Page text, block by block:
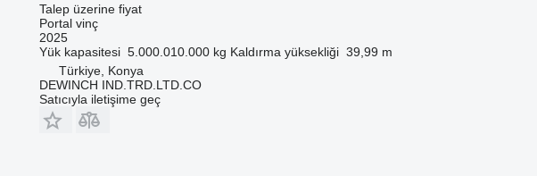
Talep üzerine fiyat
Portal vinç
2025
Yük kapasitesi 5.000.010.000 kg Kaldırma yüksekliği 39,99 m
Türkiye, Konya
DEWINCH IND.TRD.LTD.CO
Satıcıyla iletişime geç